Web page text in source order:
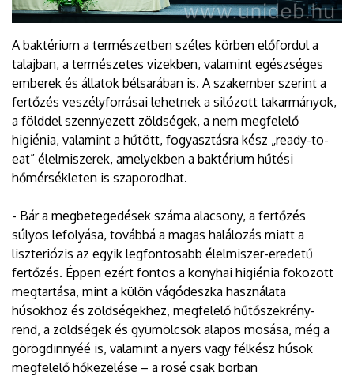
A baktérium a természetben széles körben előfordul a
talajban, a természetes vizekben, valamint egészséges
emberek és állatok bélsarában is. A szakember szerint a
fertőzés veszélyforrásai lehetnek a silózott takarmányok,
a földdel szennyezett zöldségek, a nem megfelelő
higiénia, valamint a hűtött, fogyasztásra kész „ready-to-
eat” élelmiszerek, amelyekben a baktérium hűtési
hőmérsékleten is szaporodhat.
- Bár a megbetegedések száma alacsony, a fertőzés
súlyos lefolyása, továbbá a magas halálozás miatt a
liszteriózis az egyik legfontosabb élelmiszer-eredetű
fertőzés. Éppen ezért fontos a konyhai higiénia fokozott
megtartása, mint a külön vágódeszka használata
húsokhoz és zöldségekhez, megfelelő hűtőszekrény-
rend, a zöldségek és gyümölcsök alapos mosása, még a
görögdinnyéé is, valamint a nyers vagy félkész húsok
megfelelő hőkezelése – a rosé csak borban